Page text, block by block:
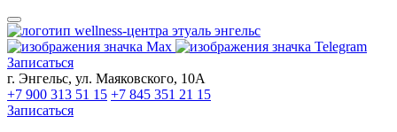
Записаться
г. Энгельс, ул. Маяковского, 10А
+7 900 313 51 15 +7 845 351 21 15
Записаться